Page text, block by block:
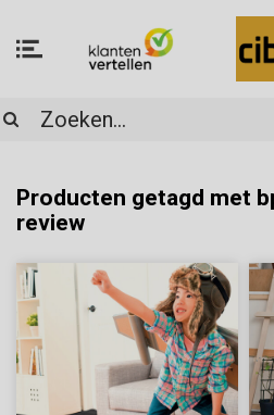
Producten getagd met
review